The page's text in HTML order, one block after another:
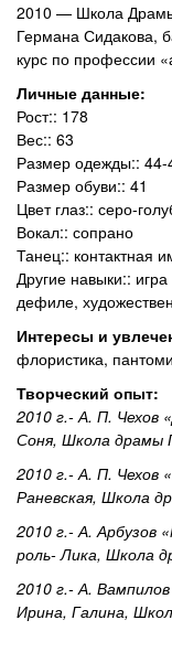
2010 — Школа
Германа Сидакова,
курс по профессии
Личные данные:
Рост:: 178
Вес:: 63
Размер одежды:: 44-
Размер обуви:: 41
Цвет глаз:: серо-
Вокал:: сопрано
Танец:: контактная
Другие навыки::
дефиле,
Интересы и
флористика,
Творческий опыт:
2010 г.- А. П. Чехов
Соня, Школа драмы
2010 г.- А. П. Чехов
Раневская, Школа
2010 г.- А. Арбузов
роль- Лика, Школа
2010 г.- А.
Ирина, Галина,